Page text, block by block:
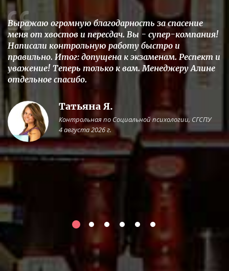
Выражаю огромную благодарность за спасение
меня от хвостов и пересдач. Вы - супер-компания!
Написали контрольную работу быстро и
правильно. Итог: допущена к экзаменам. Респект и
уважение! Теперь только к вам. Менеджеру Алине
отдельное спасибо.
Татьяна Я.
Контрольная по Социальной психологии, СГСПУ
4 августа 2026 г.